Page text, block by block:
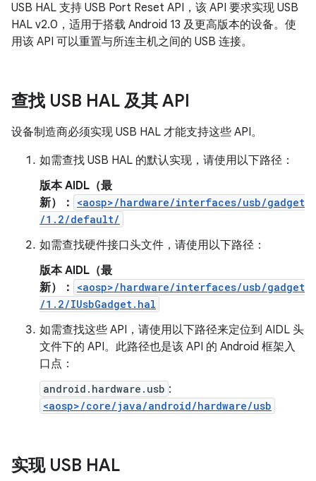
USB HAL 支持 USB Port Reset API，该 API 要求实现 USB
HAL v2.0，适用于搭载 Android 13 及更高版本的设备。使
用该 API 可以重置与所连主机之间的 USB 连接。
查找 USB HAL 及其 API
设备制造商必须实现 USB HAL 才能支持这些 API。
如需查找 USB HAL 的默认实现，请使用以下路径：
版本 AIDL（最
新）：
<aosp>/hardware/interfaces/usb/gadget
/1.2/default/
如需查找硬件接口头文件，请使用以下路径：
版本 AIDL（最
新）：
<aosp>/hardware/interfaces/usb/gadget
/1.2/IUsbGadget.hal
如需查找这些 API，请使用以下路径来定位到 AIDL 头
文件下的 API。此路径也是该 API 的 Android 框架入
口点：
android.hardware.usb :
<aosp>/core/java/android/hardware/usb
实现 USB HAL